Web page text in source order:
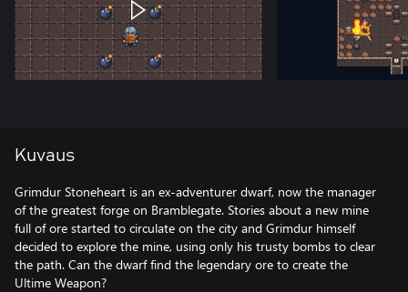
Kuvaus
Grimdur Stoneheart is an ex-adventurer dwarf, now the manager
of the greatest forge on Bramblegate. Stories about a new mine
full of ore started to circulate on the city and Grimdur himself
decided to explore the mine, using only his trusty bombs to clear
the path. Can the dwarf find the legendary ore to create the
Ultime Weapon?